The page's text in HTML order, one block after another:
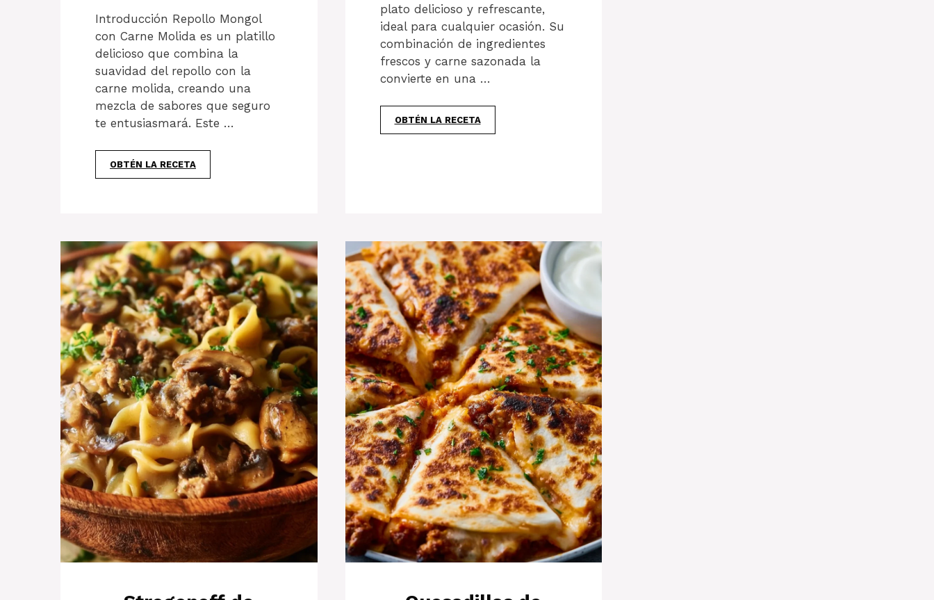
Introducción Repollo Mongol
con Carne Molida es un platillo
delicioso que combina la
suavidad del repollo con la
carne molida, creando una
mezcla de sabores que seguro
te entusiasmará. Este …
OBTÉN LA RECETA
plato delicioso y refrescante,
ideal para cualquier ocasión. Su
combinación de ingredientes
frescos y carne sazonada la
convierte en una …
OBTÉN LA RECETA